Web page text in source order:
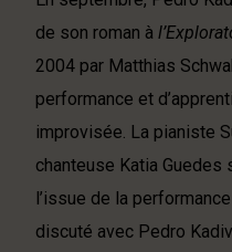
de son roman à
2004 par Matthias
performance et
improvisée. La pianiste
chanteuse Katia
l’issue de la
discuté avec Pedro